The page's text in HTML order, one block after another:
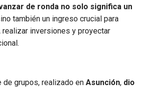
de ronda no solo significa un
también un ingreso crucial para
inversiones y proyectar
de grupos, realizado en Asunción, dio